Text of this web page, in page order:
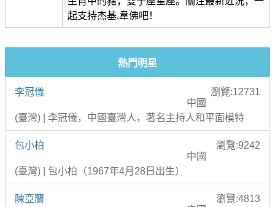
起支持杰基.韋佛吧！
熱門明星
李冠儀
瀏覽:12731
中國
(臺灣) | 李冠儀，中國臺灣人，著名主持人和平面模特
包小柏
瀏覽:9242
中國
(臺灣) | 包小柏（1967年4月28日出生）
陳亞蘭
瀏覽:4813